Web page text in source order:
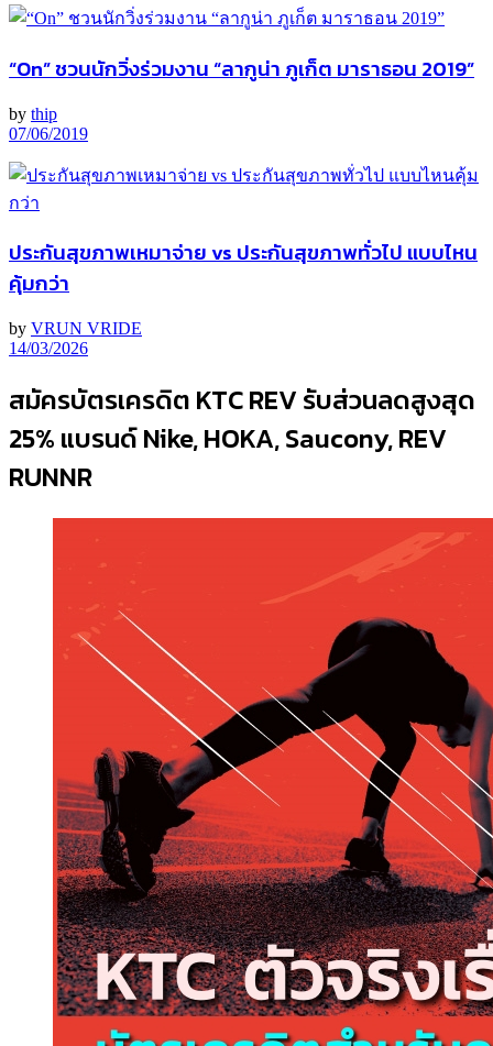
“On” ชวนนักวิ่งร่วมงาน “ลากูน่า ภูเก็ต มาราธอน 2019”
by thip
07/06/2019
ประกันสุขภาพเหมาจ่าย vs ประกันสุขภาพทั่วไป แบบไหน
คุ้มกว่า
by VRUN VRIDE
14/03/2026
สมัครบัตรเครดิต KTC REV รับส่วนลดสูงสุด
25% แบรนด์ Nike, HOKA, Saucony, REV
RUNNR